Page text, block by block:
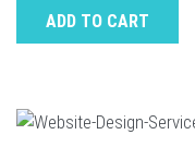
ADD TO CART